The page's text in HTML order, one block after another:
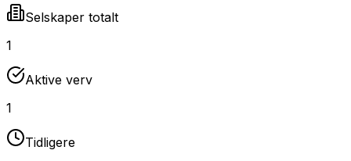
Selskaper totalt
1
Aktive verv
1
Tidligere